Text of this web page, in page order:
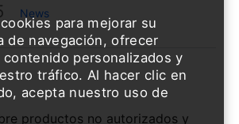
News
productos no autorizados y
para mejorar su
de navegación, ofrecer
contenido personalizados y
tráfico. Al hacer clic en
acepta nuestro uso de